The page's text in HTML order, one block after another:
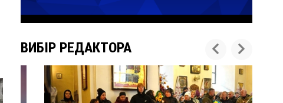
ВИБІР РЕДАКТОРА